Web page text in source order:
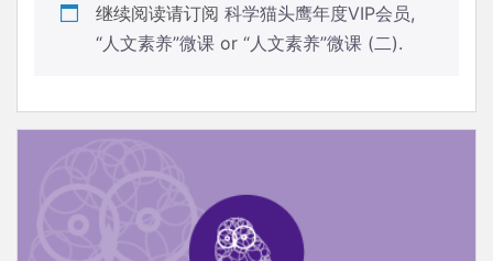
继续阅读请订阅 科学猫头鹰年度VIP会员,
“人文素养”微课 or “人文素养”微课 (二).